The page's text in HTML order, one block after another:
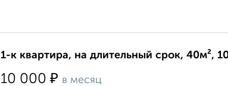
1-к квартира, на длительный срок, 40м²,
10 000 ₽ в месяц